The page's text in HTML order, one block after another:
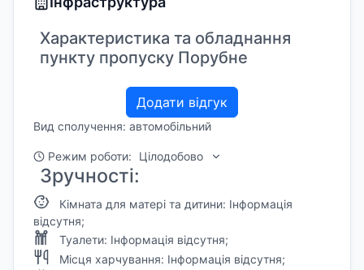
Характеристика та обладнання
пункту пропуску Порубне
Додати відгук
Вид сполучення: автомобільний
Режим роботи: Цілодобово
Зручності:
Кімната для матері та дитини: Інформація
відсутня;
Туалети: Інформація відсутня;
Місця харчування: Інформація відсутня;